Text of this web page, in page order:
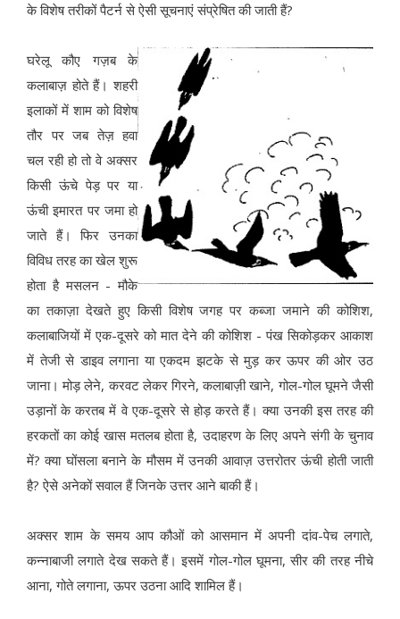
के विशेष तरीकों पैटर्न से ऐसी सूचनाएं संप्रेषित की जाती हैं?
घरेलू कौए गज़ब के
कलाबाज़ होते हैं। शहरी
इलाकों में शाम को विशेष
तौर पर जब तेज़ हवा
चल रही हो तो वे अक्सर
किसी ऊंचे पेड़ पर या
ऊंची इमारत पर जमा हो
जाते हैं। फिर उनका
विविध तरह का खेल शुरू
होता है मसलन - मौके
का तकाज़ा देखते हुए किसी विशेष जगह पर कब्जा जमाने की कोशिश,
कलाबाजियों में एक-दूसरे को मात देने की कोशिश - पंख सिकोड़कर आकाश
में तेजी से डाइव लगाना या एकदम झटके से मुड़ कर ऊपर की ओर उठ
जाना। मोड़ लेने, करवट लेकर गिरने, कलाबाज़ी खाने, गोल-गोल घूमने जैसी
उड़ानों के करतब में वे एक-दूसरे से होड़ करते हैं। क्या उनकी इस तरह की
हरकतों का कोई खास मतलब होता है, उदाहरण के लिए अपने संगी के चुनाव
में? क्या घोंसला बनाने के मौसम में उनकी आवाज़ उत्तरोतर ऊंची होती जाती
है? ऐसे अनेकों सवाल हैं जिनके उत्तर आने बाकी हैं।
अक्सर शाम के समय आप कौओं को आसमान में अपनी दांव-पेच लगाते,
कन्नाबाजी लगाते देख सकते हैं। इसमें गोल-गोल घूमना, सीर की तरह नीचे
आना, गोते लगाना, ऊपर उठना आदि शामिल हैं।